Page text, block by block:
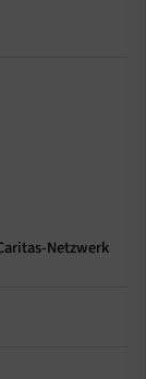
Netzwerk